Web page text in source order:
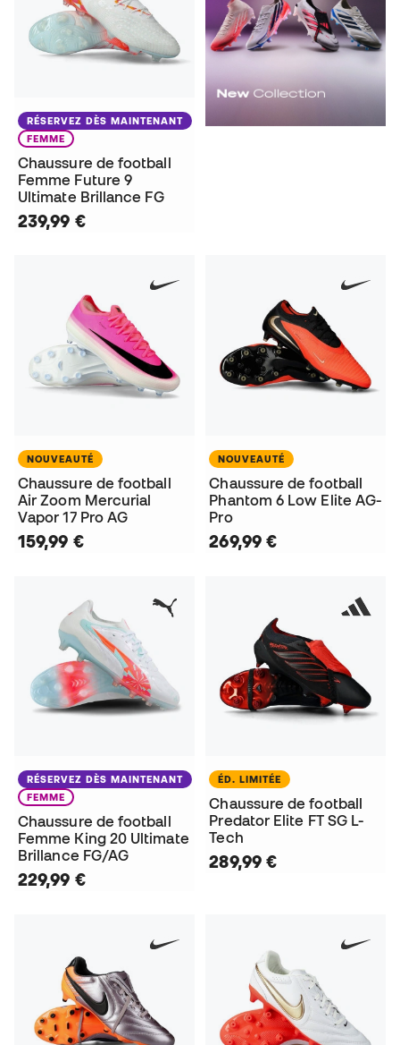
RÉSERVEZ DÈS MAINTENANT
FEMME
Chaussure de football
Femme Future 9
Ultimate Brillance FG
239,99 €
NOUVEAUTÉ
Chaussure de football
Air Zoom Mercurial
Vapor 17 Pro AG
159,99 €
NOUVEAUTÉ
Chaussure de football
Phantom 6 Low Elite AG-
Pro
269,99 €
RÉSERVEZ DÈS MAINTENANT
FEMME
Chaussure de football
Femme King 20 Ultimate
Brillance FG/AG
229,99 €
ÉD. LIMITÉE
Chaussure de football
Predator Elite FT SG L-
Tech
289,99 €